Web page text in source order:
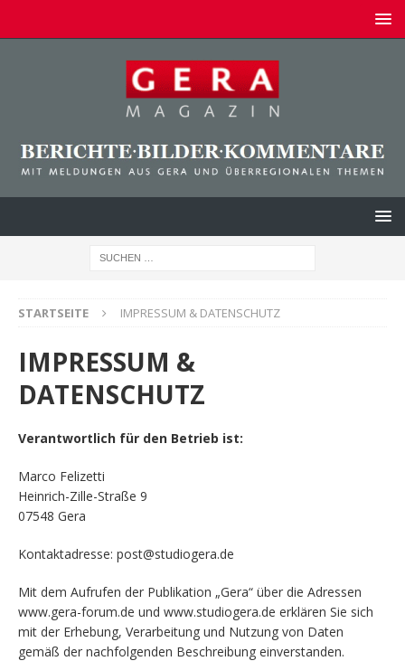
STARTSEITE IMPRESSUM & DATENSCHUTZ
IMPRESSUM &
DATENSCHUTZ
Verantwortlich für den Betrieb ist:
Marco Felizetti
Heinrich-Zille-Straße 9
07548 Gera
Kontaktadresse: post@studiogera.de
Mit dem Aufrufen der Publikation „Gera“ über die Adressen
www.gera-forum.de und www.studiogera.de erklären Sie sich
mit der Erhebung, Verarbeitung und Nutzung von Daten
gemäß der nachfolgenden Beschreibung einverstanden.